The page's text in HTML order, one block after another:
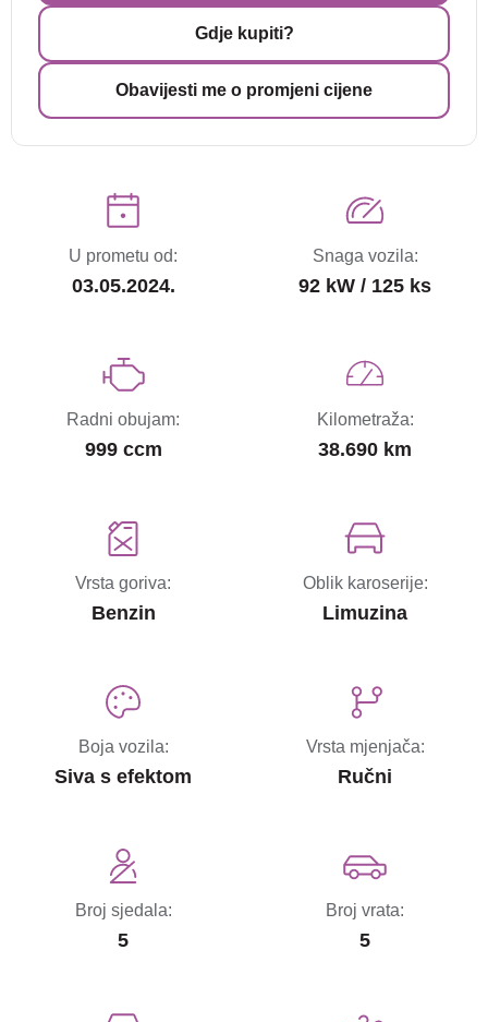
Gdje kupiti?
Obavijesti me o promjeni cijene
U prometu od:
03.05.2024.
Snaga vozila:
92 kW / 125 ks
Radni obujam:
999 ccm
Kilometraža:
38.690 km
Vrsta goriva:
Benzin
Oblik karoserije:
Limuzina
Boja vozila:
Siva s efektom
Vrsta mjenjača:
Ručni
Broj sjedala:
5
Broj vrata:
5